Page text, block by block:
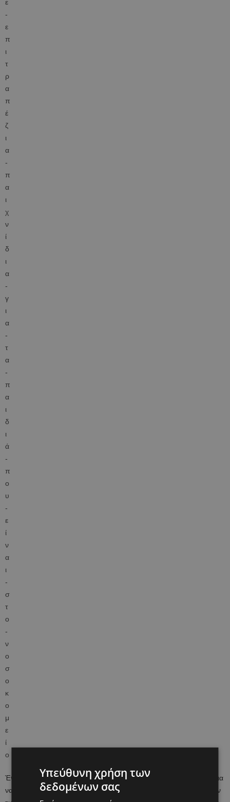
Ένας μπαμπάς από τη Βόρεια Καρολίνα είχε μια εκπληκτική ιδέα για
να βοηθήσει τα παιδιά που βρίσκονται στο νοσοκομείο να περνούν
Υπεύθυνη χρήση των
δεδομένων σας